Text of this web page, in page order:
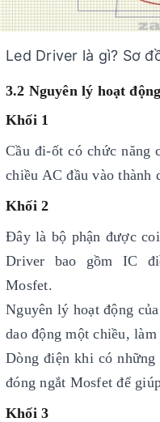
Led Driver là gì? Sơ
3.2 Nguyên lý hoạt động
Khối 1
Cầu đi-ốt có chức năng
chiều AC đầu vào thành
Khối 2
Đây là bộ phận được
Driver bao gồm IC
Mosfet.
Nguyên lý hoạt động
dao động một chiều,
Dòng điện khi có
đóng ngắt Mosfet để
Khối 3